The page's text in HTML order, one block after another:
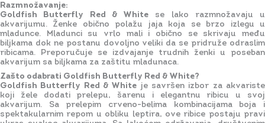
Razmnožavanje:
Goldfish Butterfly Red & White se lako razmnožavaju u
akvarijumu. Ženke obično polažu jaja koja se brzo izlegu u
mladunce. Mladunci su vrlo mali i obično se skrivaju među
biljkama dok ne postanu dovoljno veliki da se pridruže odraslim
ribicama. Preporučuje se izdvajanje trudnih ženki u poseban
akvarijum sa biljkama za zaštitu mladunaca.
Zašto odabrati Goldfish Butterfly Red & White?
Goldfish Butterfly Red & White je savršen izbor za akvariste
koji žele dodati prelepu, šarenu i elegantnu ribicu u svoj
akvarijum. Sa prelepim crveno-belima kombinacijama boja i
spektakularnim repom u obliku leptira, ove ribice postaju pravi